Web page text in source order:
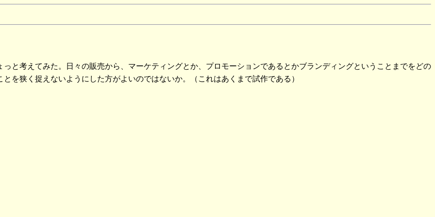
と考えてみた。日々の販売から、マーケティングとか、プロモーションであるとかブランディングということまでをどの
を狭く捉えないようにした方がよいのではないか。（これはあくまで試作である）